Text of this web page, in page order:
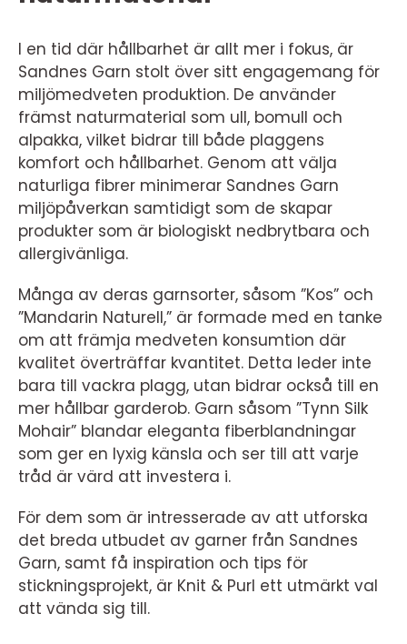
I en tid där hållbarhet är allt mer i fokus, är
Sandnes Garn stolt över sitt engagemang för
miljömedveten produktion. De använder
främst naturmaterial som ull, bomull och
alpakka, vilket bidrar till både plaggens
komfort och hållbarhet. Genom att välja
naturliga fibrer minimerar Sandnes Garn
miljöpåverkan samtidigt som de skapar
produkter som är biologiskt nedbrytbara och
allergivänliga.
Många av deras garnsorter, såsom ”Kos” och
”Mandarin Naturell,” är formade med en tanke
om att främja medveten konsumtion där
kvalitet överträffar kvantitet. Detta leder inte
bara till vackra plagg, utan bidrar också till en
mer hållbar garderob. Garn såsom ”Tynn Silk
Mohair” blandar eleganta fiberblandningar
som ger en lyxig känsla och ser till att varje
tråd är värd att investera i.
För dem som är intresserade av att utforska
det breda utbudet av garner från Sandnes
Garn, samt få inspiration och tips för
stickningsprojekt, är Knit & Purl ett utmärkt val
att vända sig till.